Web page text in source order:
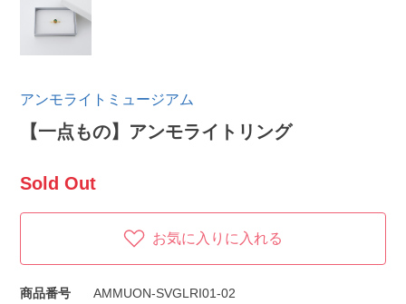
アンモライトミュージアム
【一点もの】アンモライトリング
Sold Out
お気に入りに入れる
商品番号
AMMUON-SVGLRI01-02